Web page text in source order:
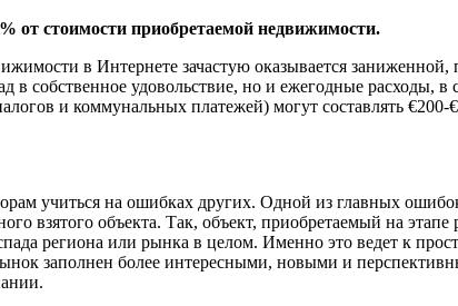
от стоимости приобретаемой недвижимости.
в Интернете зачастую оказывается заниженной,
в собственное удовольствие, но и ежегодные расходы,
и коммунальных платежей) могут составлять
учиться на ошибках других. Одной из главных
взятого объекта. Так, объект, приобретаемый на
региона или рынка в целом. Именно это ведет к
заполнен более интересными, новыми и